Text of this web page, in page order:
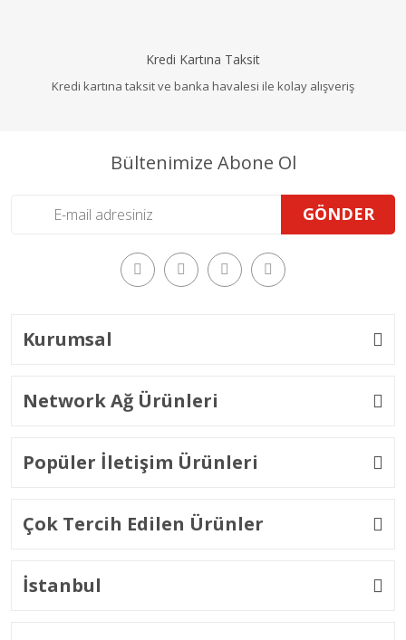
Kredi Kartına Taksit
Kredi kartına taksit ve banka havalesi ile kolay alışveriş
Bültenimize Abone Ol
GÖNDER
Kurumsal
Network Ağ Ürünleri
Popüler İletişim Ürünleri
Çok Tercih Edilen Ürünler
İstanbul